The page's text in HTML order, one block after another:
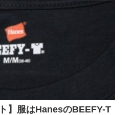
】服はHanesのBEEFY-T